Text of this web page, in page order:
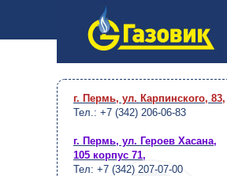
г. Пермь, ул. Карпинского, 83,
Тел.: +7 (342) 206-06-83
г. Пермь, ул. Героев Хасана,
105 корпус 71,
Тел: +7 (342) 207-07-00